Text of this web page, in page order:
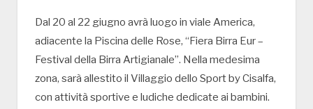
Dal 20 al 22 giugno avrà luogo in viale America,
adiacente la Piscina delle Rose, “Fiera Birra Eur –
Festival della Birra Artigianale”. Nella medesima
zona, sarà allestito il Villaggio dello Sport by Cisalfa,
con attività sportive e ludiche dedicate ai bambini.